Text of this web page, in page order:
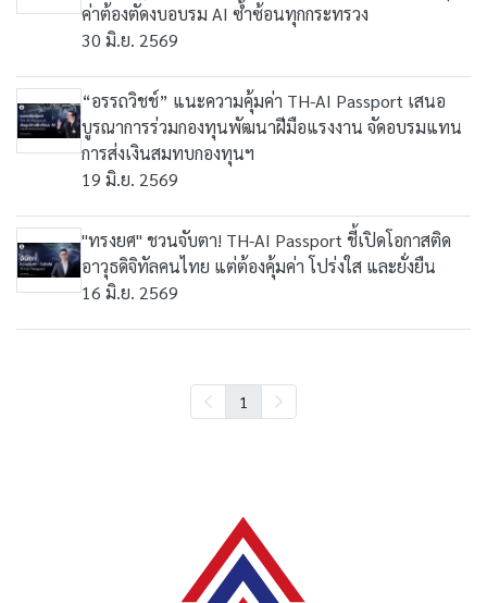
ค่าต้องตัดงบอบรม AI ซ้ำซ้อนทุกกระทรวง
30 มิ.ย. 2569
“อรรถวิชช์” แนะความคุ้มค่า TH-AI Passport เสนอ
บูรณาการร่วมกองทุนพัฒนาฝีมือแรงงาน จัดอบรมแทน
การส่งเงินสมทบกองทุนฯ
19 มิ.ย. 2569
"ทรงยศ" ชวนจับตา! TH-AI Passport ชี้เปิดโอกาสติด
อาวุธดิจิทัลคนไทย แต่ต้องคุ้มค่า โปร่งใส และยั่งยืน
16 มิ.ย. 2569
1